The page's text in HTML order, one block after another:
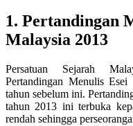
1. Pertandingan
Malaysia 2013
Persatuan Sejarah
Pertandingan Menulis
tahun sebelum ini.
tahun 2013 ini terbuka
rendah sehingga